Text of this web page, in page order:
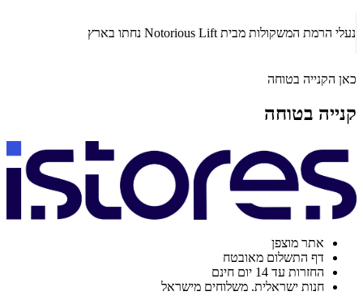
נעלי הרמת המשקולות מבית Notorious Lift נחתו בארץ
כאן הקנייה בטוחה
קנייה בטוחה
אתר מוצפן
דף התשלום מאובטח
החזרות עד 14 יום חינם
חנות ישראלית. משלוחים מישראל